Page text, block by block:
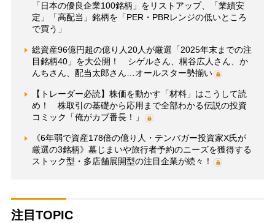
「日本の優良企業100銘柄」をリストアップ、「業績安
定」「高配当」銘柄を「PER・PBRレンジの低いところ
で買う」
総資産96億円超の億り人20人が厳選「2025年末までの注
目銘柄40」を大公開！ シゲルさん、桐谷広人さん、か
んちさん、配当太郎さん…オールスター勢揃い
【トレーダー必読】株価を動かす「材料」はこうして読
め！ 株取引の基礎から応用まで全部わかる伝説の投資
コミック「俺がカブ番長！」
《6年弱で資産178倍の億り人・テンバガー投資家X氏が
厳選の3銘柄》墓じまいや旅行者予約のニーズを獲得する
ストック型・多店舗展開型の注目企業が続々！
注目TOPIC